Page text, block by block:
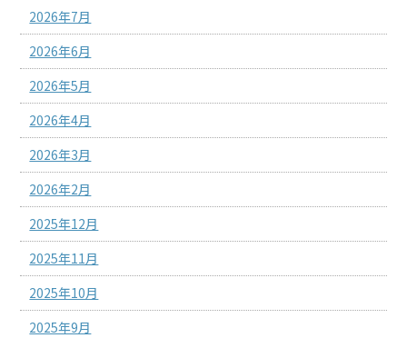
2026年7月
2026年6月
2026年5月
2026年4月
2026年3月
2026年2月
2025年12月
2025年11月
2025年10月
2025年9月